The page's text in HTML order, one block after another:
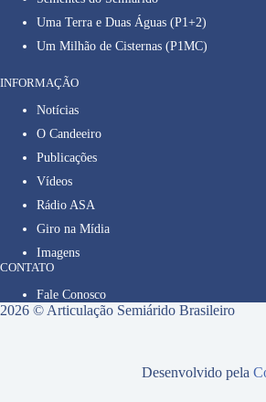
Uma Terra e Duas Águas (P1+2)
Um Milhão de Cisternas (P1MC)
INFORMAÇÃO
Notícias
O Candeeiro
Publicações
Vídeos
Rádio ASA
Giro na Mídia
Imagens
CONTATO
Fale Conosco
2026 © Articulação Semiárido Brasileiro
Desenvolvido pela